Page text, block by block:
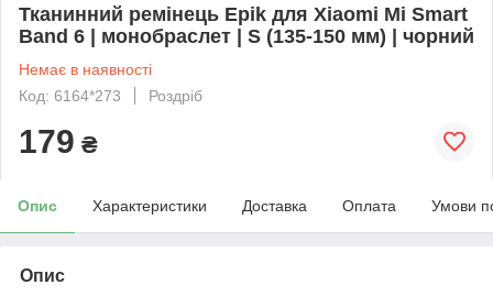
Тканинний ремінець Epik для Xiaomi Mi Smart
Band 6 | монобраслет | S (135-150 мм) | чорний
Немає в наявності
Код: 6164*273
Роздріб
179 ₴
Опис Характеристики Доставка Оплата Умови
Опис